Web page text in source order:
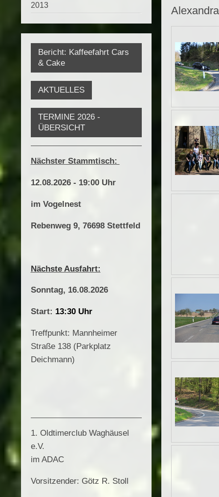
2013
Bericht: Kaffeefahrt Cars
& Cake
AKTUELLES
TERMINE 2026 -
ÜBERSICHT
Nächster Stammtisch:
12.08.2026 - 19:00 Uhr
im Vogelnest
Rebenweg 9, 76698 Stettfeld
Nächste Ausfahrt:
Sonntag, 16.08.2026
Start: 13:30 Uhr
Treffpunkt: Mannheimer
Straße 138 (Parkplatz
Deichmann)
1. Oldtimerclub Waghäusel
e.V.
im ADAC
Vorsitzender: Götz R. Stoll